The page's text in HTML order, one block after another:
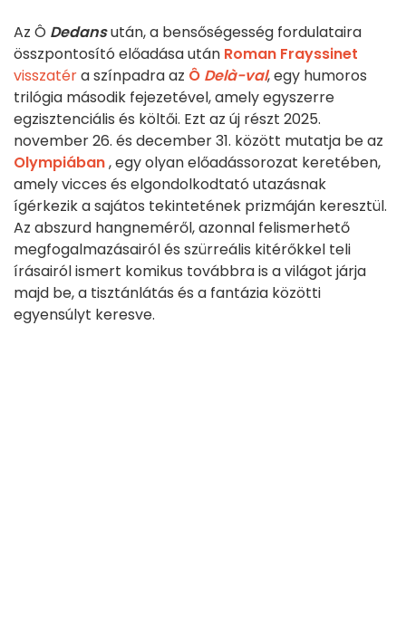
Az Ô Dedansután, a bensőségesség fordulataira
összpontosító előadása után Roman Frayssinet
visszatéra színpadra az Ô Delà-val, egy humoros
trilógia második fejezetével, amely egyszerre
egzisztenciális és költői. Ezt az új részt 2025.
november 26. és december 31. között mutatja be az
Olympiában, egy olyan előadássorozat keretében,
amely vicces és elgondolkodtató utazásnak
ígérkezik a sajátos tekintetének prizmáján keresztül.
Az abszurd hangneméről, azonnal felismerhető
megfogalmazásairól és szürreális kitérőkkel teli
írásairól ismert komikus továbbra is a világot járja
majd be, a tisztánlátás és a fantázia közötti
egyensúlyt keresve.